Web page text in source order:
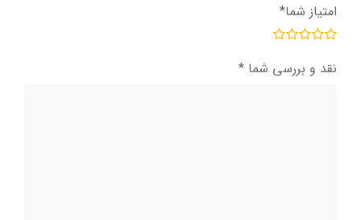
امتیاز شما*
نقد و بررسی شما *